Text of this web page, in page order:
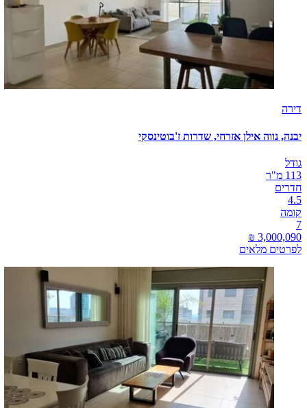
דירה
יבנה, נווה אילן אזרחי, שדרות ז'בוטינסקי
גודל
113 מ"ר
חדרים
4.5
קומה
7
לפרטים מלאים